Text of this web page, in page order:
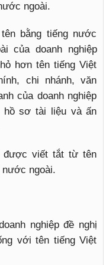
ngoài.
bằng tiếng nước
của doanh nghiệp
hơn tên tiếng Việt
chi nhánh, văn
của doanh nghiệp
hồ sơ tài liệu và ấn
được viết tắt từ tên
nước ngoài.
nghiệp đề nghị
với tên tiếng Việt